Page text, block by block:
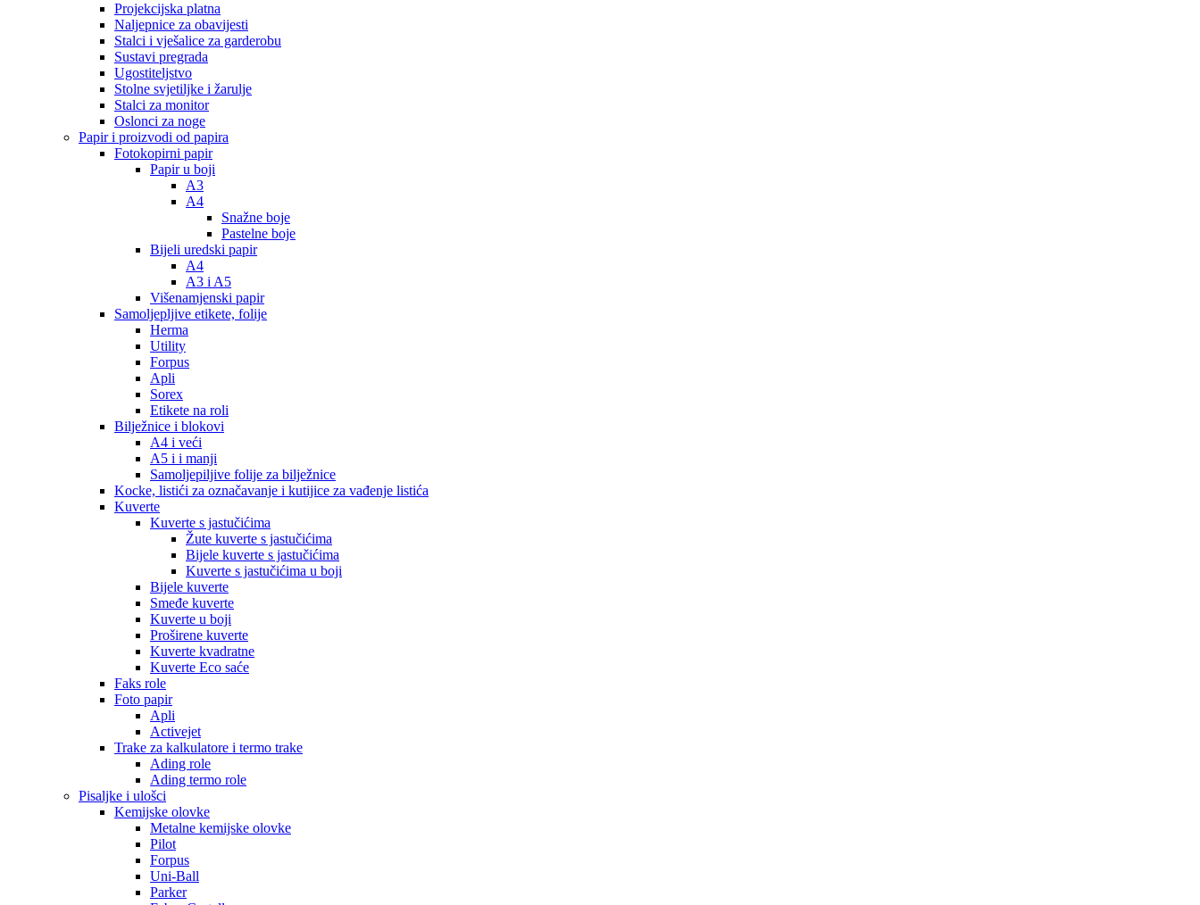
Projekcijska platna
Naljepnice za obavijesti
Stalci i vješalice za garderobu
Sustavi pregrada
Ugostiteljstvo
Stolne svjetiljke i žarulje
Stalci za monitor
Oslonci za noge
Papir i proizvodi od papira
Fotokopirni papir
Papir u boji
A3
A4
Snažne boje
Pastelne boje
Bijeli uredski papir
A4
A3 i A5
Višenamjenski papir
Samoljepljive etikete, folije
Herma
Utility
Forpus
Apli
Sorex
Etikete na roli
Bilježnice i blokovi
A4 i veći
A5 i i manji
Samoljepiljive folije za bilježnice
Kocke, listići za označavanje i kutijice za vađenje listića
Kuverte
Kuverte s jastučićima
Žute kuverte s jastučićima
Bijele kuverte s jastučićima
Kuverte s jastučićima u boji
Bijele kuverte
Smeđe kuverte
Kuverte u boji
Proširene kuverte
Kuverte kvadratne
Kuverte Eco saće
Faks role
Foto papir
Apli
Activejet
Trake za kalkulatore i termo trake
Ading role
Ading termo role
Pisaljke i ulošci
Kemijske olovke
Metalne kemijske olovke
Pilot
Forpus
Uni-Ball
Parker